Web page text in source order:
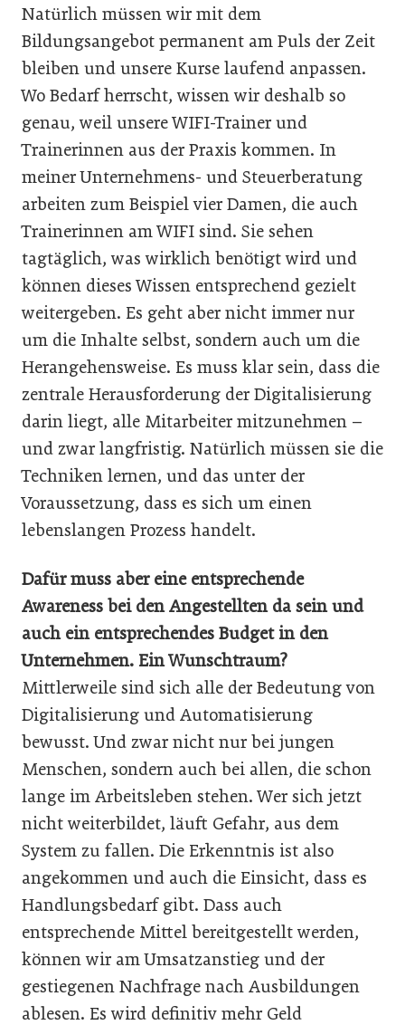
Natürlich müssen wir mit dem
Bildungsangebot permanent am Puls der Zeit
bleiben und unsere Kurse laufend anpassen.
Wo Bedarf herrscht, wissen wir deshalb so
genau, weil unsere WIFI-Trainer und
Trainerinnen aus der Praxis kommen. In
meiner Unternehmens- und Steuerberatung
arbeiten zum Beispiel vier Damen, die auch
Trainerinnen am WIFI sind. Sie sehen
tagtäglich, was wirklich benötigt wird und
können dieses Wissen entsprechend gezielt
weitergeben. Es geht aber nicht immer nur
um die Inhalte selbst, sondern auch um die
Herangehensweise. Es muss klar sein, dass die
zentrale Herausforderung der Digitalisierung
darin liegt, alle Mitarbeiter mitzunehmen –
und zwar langfristig. Natürlich müssen sie die
Techniken lernen, und das unter der
Voraussetzung, dass es sich um einen
lebenslangen Prozess handelt.
Dafür muss aber eine entsprechende
Awareness bei den Angestellten da sein und
auch ein entsprechendes Budget in den
Unternehmen. Ein Wunschtraum?
Mittlerweile sind sich alle der Bedeutung von
Digitalisierung und Automatisierung
bewusst. Und zwar nicht nur bei jungen
Menschen, sondern auch bei allen, die schon
lange im Arbeitsleben stehen. Wer sich jetzt
nicht weiterbildet, läuft Gefahr, aus dem
System zu fallen. Die Erkenntnis ist also
angekommen und auch die Einsicht, dass es
Handlungsbedarf gibt. Dass auch
entsprechende Mittel bereitgestellt werden,
können wir am Umsatzanstieg und der
gestiegenen Nachfrage nach Ausbildungen
ablesen. Es wird definitiv mehr Geld